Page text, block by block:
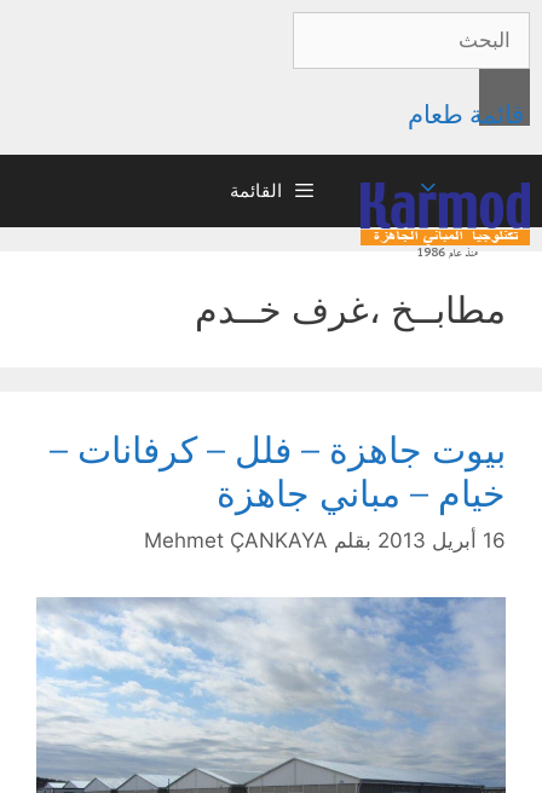
قائمة طعام
القائمة
مطابــخ ،غرف خــدم
بيوت جاهزة – فلل – كرفانات –
خيام – مباني جاهزة
16 أبريل 2013 بقلم Mehmet ÇANKAYA